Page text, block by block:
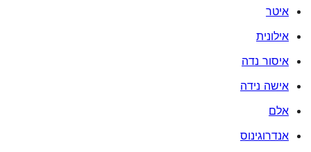
איטר
אילונית
איסור נדה
אישה נידה
אלם
אנדרוגינוס